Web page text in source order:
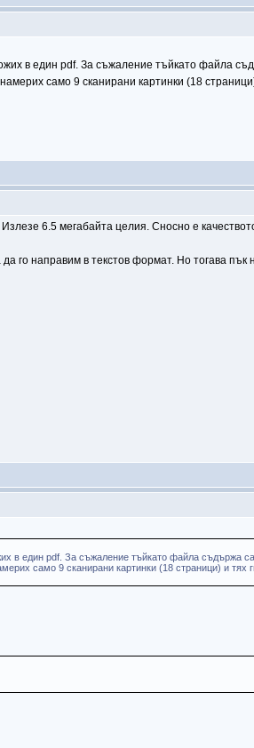
в един pdf. За съжаление тъйкато файла
само 9 сканирани картинки (18
6.5 мегабайта целия. Сносно е
го направим в текстов формат. Но тогава
в един pdf. За съжаление тъйкато файла съдържа
само 9 сканирани картинки (18 страници) и тях